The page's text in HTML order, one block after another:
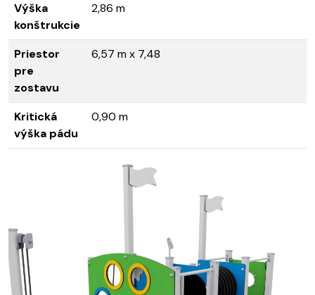
Výška
konštrukcie
2,86 m
Priestor
pre
zostavu
6,57 m x 7,48
Kritická
výška pádu
0,90 m